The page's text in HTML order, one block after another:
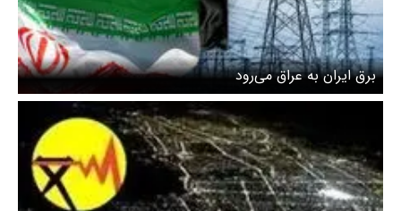
برق ایران به عراق می‌رود